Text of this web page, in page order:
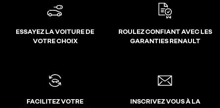
ESSAYEZ LA VOITURE DE
VOTRE CHOIX
ROULEZ CONFIANT AVEC LES
GARANTIES RENAULT
FACILITEZ VOTRE
INSCRIVEZ VOUS À LA